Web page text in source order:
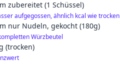
zubereitet (1 Schüssel)
aufgegossen, ähnlich kcal wie trocken
nur Nudeln, gekocht (180g)
Würzbeutel
(trocken)